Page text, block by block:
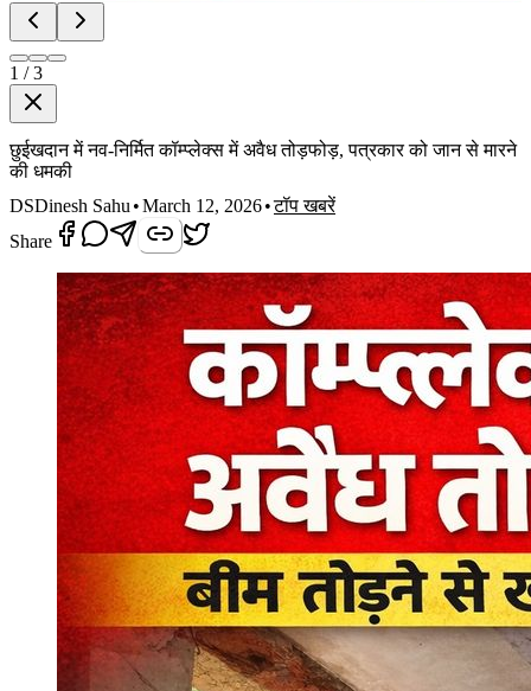
1 /3
छुईखदान में नव-निर्मित कॉम्प्लेक्स में अवैध तोड़फोड़, पत्रकार को जान से मारने
की धमकी
DSDinesh Sahu •March 12, 2026•टॉप खबरें
Share